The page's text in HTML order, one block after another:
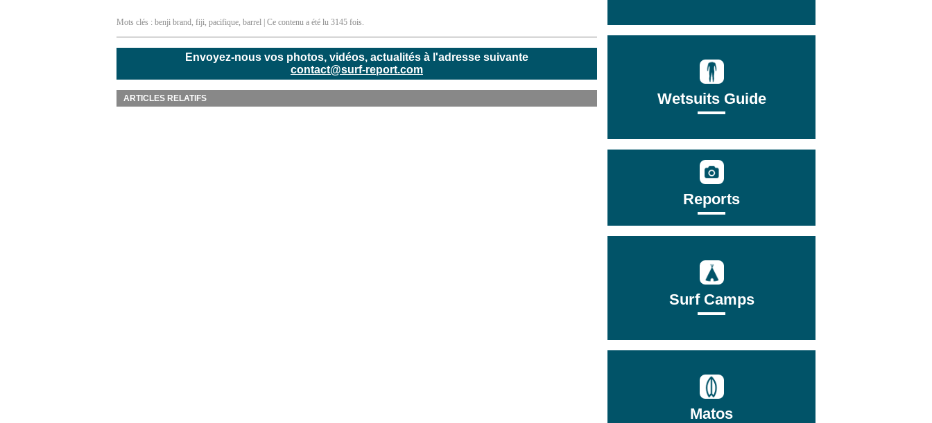
Mots clés : benji brand, fiji, pacifique, barrel | Ce contenu a été lu 3145 fois.
Envoyez-nous vos photos, vidéos, actualités à l'adresse suivante
contact@surf-report.com
ARTICLES RELATIFS Wetsuits Guide
Reports
Surf Camps
Matos